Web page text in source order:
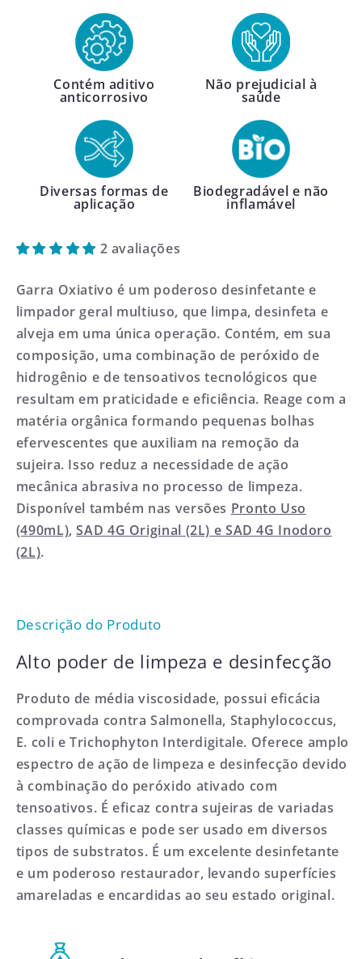
Contém aditivo
anticorrosivo
Não prejudicial à
saúde
Diversas formas de
aplicação
Biodegradável e não
inflamável
2 avaliações
Garra Oxiativo é um poderoso desinfetante e
limpador geral multiuso, que limpa, desinfeta e
alveja em uma única operação. Contém, em sua
composição, uma combinação de peróxido de
hidrogênio e de tensoativos tecnológicos que
resultam em praticidade e eficiência. Reage com a
matéria orgânica formando pequenas bolhas
efervescentes que auxiliam na remoção da
sujeira. Isso reduz a necessidade de ação
mecânica abrasiva no processo de limpeza.
Disponível também nas versões Pronto Uso
(490mL),SAD 4G Original (2L) e SAD 4G Inodoro
(2L).
Descrição do Produto
Alto poder de limpeza e desinfecção
Produto de média viscosidade, possui eficácia
comprovada contra Salmonella, Staphylococcus,
E. coli e Trichophyton Interdigitale. Oferece amplo
espectro de ação de limpeza e desinfecção devido
à combinação do peróxido ativado com
tensoativos. É eficaz contra sujeiras de variadas
classes químicas e pode ser usado em diversos
tipos de substratos. É um excelente desinfetante
e um poderoso restaurador, levando superfícies
amareladas e encardidas ao seu estado original.